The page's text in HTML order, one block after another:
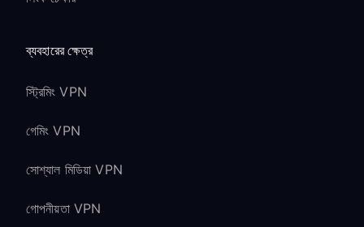
ব্যবহারের ক্ষেত্র
স্ট্রিমিং VPN
গেমিং VPN
সোশ্যাল মিডিয়া VPN
গোপনীয়তা VPN